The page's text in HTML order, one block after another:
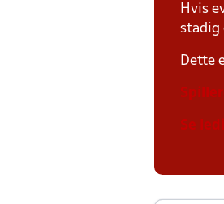
Hvis
stadig
Dette
Se